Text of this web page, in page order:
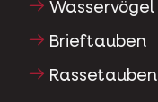
Wasservögel
Brieftauben
Rassetauben